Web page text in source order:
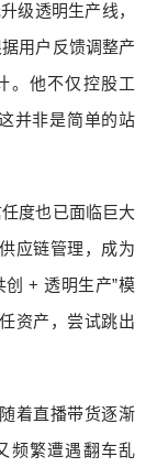
级透明生产线，
用户反馈调整产
。他不仅控股工
并非是简单的站
度也已面临巨大
应链管理，成为
创 + 透明生产”模
资产，尝试跳出
着直播带货逐渐
频繁遭遇翻车乱